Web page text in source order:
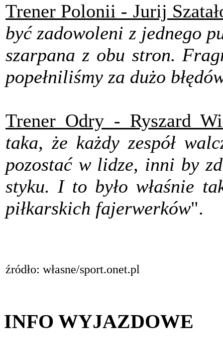
Trener Polonii - Jurij
być zadowoleni z jednego
szarpana z obu stron.
popełniliśmy za dużo
Trener Odry - Ryszard
taka, że każdy zespół
pozostać w lidze, inni by
styku. I to było właśnie
piłkarskich fajerwerków".
źródło: własne/sport.onet.pl
INFO WYJAZDOWE